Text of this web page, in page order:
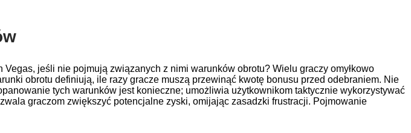
jeśli nie pojmują związanych z nimi warunków obrotu? Wielu graczy omyłkowo
obrotu definiują, ile razy gracze muszą przewinąć kwotę bonusu przed odebraniem. Nie
tych warunków jest konieczne; umożliwia użytkownikom taktycznie wykorzystywać
graczom zwiększyć potencjalne zyski, omijając zasadzki frustracji. Pojmowanie